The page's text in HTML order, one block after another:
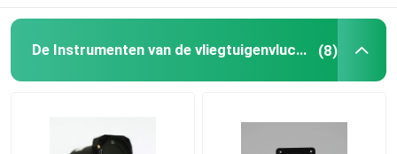
De Instrumenten van de vliegtuigenvlucht (8)